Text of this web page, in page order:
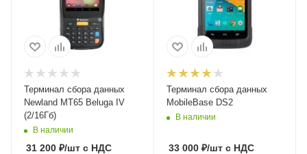
Терминал сбора данных
Newland MT65 Beluga IV
(2/16Гб)
В наличии
31 200 ₽/шт с НДС
Терминал сбора данных
MobileBase DS2
В наличии
33 000₽/штс НДС